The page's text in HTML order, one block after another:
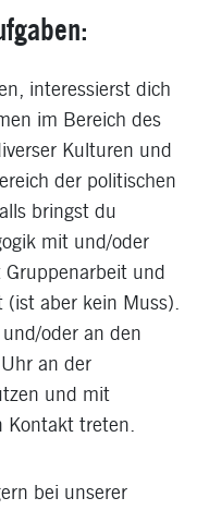
interessierst dich
im Bereich des
Kulturen und
der politischen
bringst du
mit und/oder
und
(ist aber kein Muss).
oder an den
an der
und mit
Kontakt treten.
bei unserer